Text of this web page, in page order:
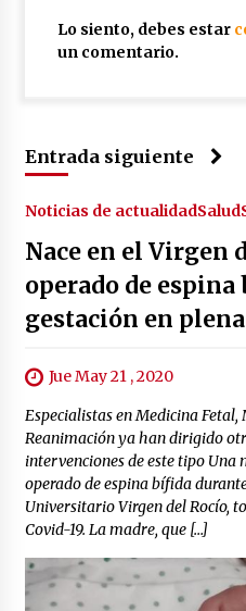
Lo siento, debes estar
un comentario.
Entrada siguiente
Noticias de actualidadSalud
Nace en el Virgen
operado de
gestación en
Jue May 21 , 2020
Especialistas en Medicina
Reanimación ya han dirigido
intervenciones de este tipo Una
operado de espina bífida
Universitario Virgen del Rocío,
Covid-19. La madre, que […]